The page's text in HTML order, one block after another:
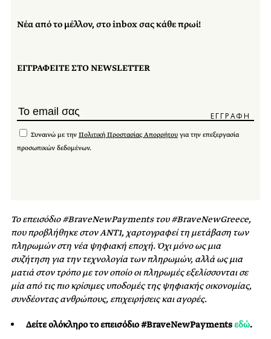
Νέα από το μέλλον, στο inbox σας κάθε πρωί!
ΕΓΓΡΑΦΕΙΤΕ ΣΤΟ NEWSLETTER
Συναινώ με την Πολιτική Προστασίας Απορρήτου για την επεξεργασία
προσωπικών δεδομένων.
Το επεισόδιο #BraveNewPayments του #BraveNewGreece,
που προβλήθηκε στον ANT1, χαρτογραφεί τη μετάβαση των
πληρωμών στη νέα ψηφιακή εποχή. Όχι μόνο ως μια
συζήτηση για την τεχνολογία των πληρωμών, αλλά ως μια
ματιά στον τρόπο με τον οποίο οι πληρωμές εξελίσσονται σε
μία από τις πιο κρίσιμες υποδομές της ψηφιακής οικονομίας,
συνδέοντας ανθρώπους, επιχειρήσεις και αγορές.
Δείτε ολόκληρο το επεισόδιο #BraveNewPaymentsεδώ.